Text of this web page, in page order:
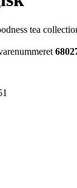
tea